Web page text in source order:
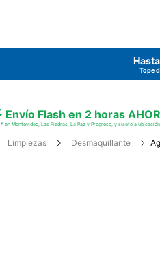
Tope
Envío Flash en 2 horas
* en Montevideo, Las Piedras, La Paz y Progreso, y sujeto a
Limpiezas Desmaquillante